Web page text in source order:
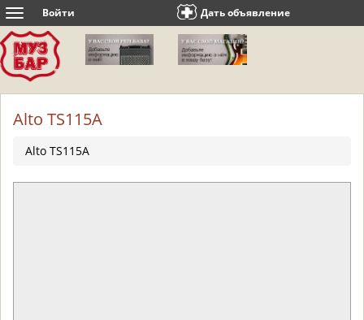
Toggle
navigation
Войти Дать объявление
Alto TS115A
Alto TS115A